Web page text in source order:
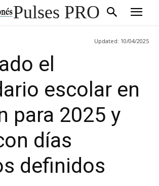
Pulses PRO
Updated: 10/04/2025
el
escolar en
para 2025 y
días
definidos